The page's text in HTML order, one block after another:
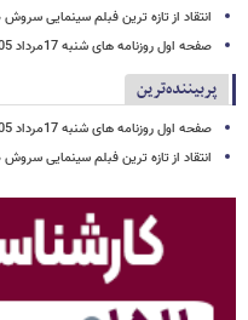
انتقاد از تازه ترین فبلم سینمایی
صفحه اول روزنامه های شنبه 17مرداد 1405
پربیننده‌ترین
صفحه اول روزنامه های شنبه 17مرداد 1405
انتقاد از تازه ترین فبلم سینمایی